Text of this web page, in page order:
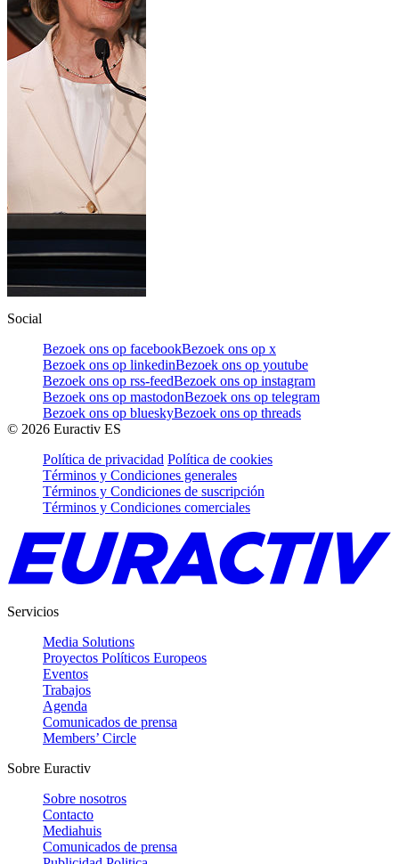
Social
Bezoek ons op facebookBezoek ons op x
Bezoek ons op linkedinBezoek ons op youtube
Bezoek ons op rss-feedBezoek ons op instagram
Bezoek ons op mastodonBezoek ons op telegram
Bezoek ons op blueskyBezoek ons op threads
© 2026 Euractiv ES
Política de privacidad Política de cookies
Términos y Condiciones generales
Términos y Condiciones de suscripción
Términos y Condiciones comerciales
Servicios
Media Solutions
Proyectos Políticos Europeos
Eventos
Trabajos
Agenda
Comunicados de prensa
Members’ Circle
Sobre Euractiv
Sobre nosotros
Contacto
Mediahuis
Comunicados de prensa